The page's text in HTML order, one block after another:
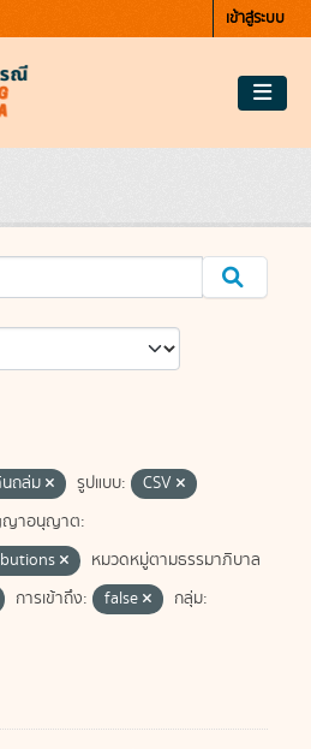
เข้าสู่ระบบ
ถล่ม รูปแบบ:
CSV
าอนุญาต:
หมวดหมู่ตามธรรมาภิบาล
การเข้าถึง: false
กลุ่ม: